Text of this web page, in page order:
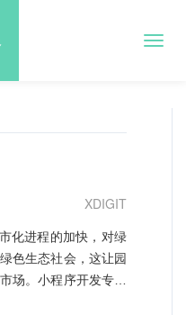
XDIGIT
化进程的加快，对绿
色生态社会，这让园
场。小程序开发专家